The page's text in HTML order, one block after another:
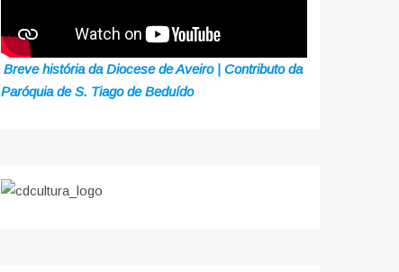
Breve história da Diocese de Aveiro | Contributo da
Paróquia de S. Tiago de Beduído